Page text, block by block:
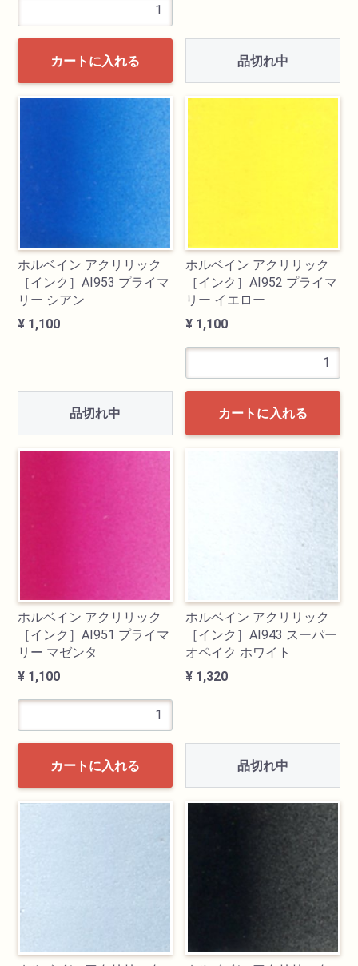
カートに入れる 品切れ中
ホルベイン アクリリック
［インク］AI953 プライマ
リー シアン
¥ 1,100
品切れ中
ホルベイン アクリリック
［インク］AI952 プライマ
リー イエロー
¥ 1,100
カートに入れる
ホルベイン アクリリック
［インク］AI951 プライマ
リー マゼンタ
¥ 1,100
カートに入れる
ホルベイン アクリリック
［インク］AI943 スーパー
オペイク ホワイト
¥ 1,320
品切れ中